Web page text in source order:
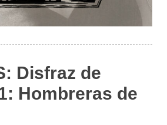
Disfraz de
Hombreras de